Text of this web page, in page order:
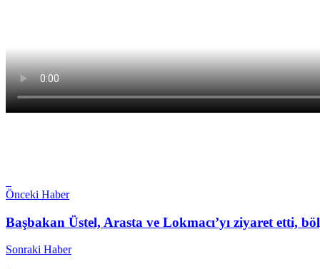
Önceki Haber
Başbakan Üstel, Arasta ve Lokmacı’yı ziyaret etti,
Sonraki Haber